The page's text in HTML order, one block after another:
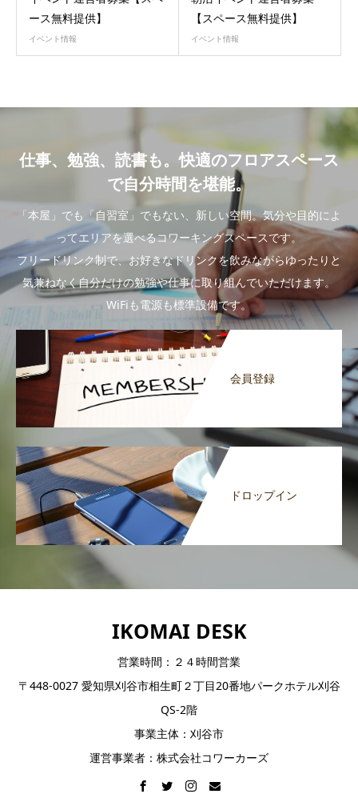
ース無料提供】
イベント情報
【スペース無料提供】
イベント情報
仕事、勉強、読書も。快適のフロアスペース
で自分時間を堪能。
「本屋」でも「自習室」でもない、新しい空間。気分や目的によ
ってエリアを選べるコワーキングスペースです。
フリードリンク制で、お好きなドリンクを飲みながらゆったりと
気兼ねなく自分だけの勉強や仕事に取り組んでいただけます。
WiFiも電源も標準設備です。
会員登録
ドロップイン
IKOMAI DESK
営業時間：２４時間営業
〒448-0027 愛知県刈谷市相生町２丁目20番地パークホテル刈谷
QS-2階
事業主体：刈谷市
運営事業者：株式会社コワーカーズ